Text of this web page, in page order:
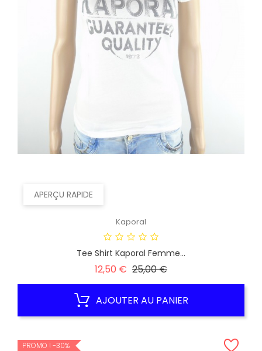
APERÇU RAPIDE
Kaporal
Tee Shirt Kaporal Femme...
12,50 € Prix
25,00 €Prix
AJOUTER AU PANIER
PROMO ! -30%